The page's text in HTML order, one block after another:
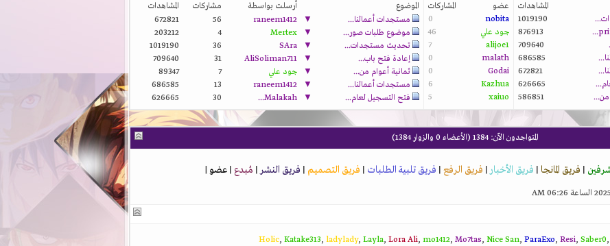
المشاهدات
عضو
المشاركات
nobita
0
جود علي
46
alijoe1
7
malath
0
Godai
0
Kazhua
6
xaiuo
5
الموضوع أرسلت بواسطة مشاركات
المشاهدات
مستجدات أعمالنا...
▼
raneem1412
موضوع طلبات صور...
▼
Mertex
تحديث مستجدات...
▼
SAra
إعادة فتح باب...
▼
AliSoliman711
ثمانية أعوام من...
▼ جود علي 7
89347
مستجدات أعمالنا...
▼
raneem1412
فتح التسجيل لعام...
▼
Malakah...
المتواجدون الآن: 1384 (الأعضاء 0 والزوار 1384)
| فريق المانجا | فريق الأخبار | فريق الرفع | فريق تلبية الطلبات | فريق التصميم | فريق النشر | مُبدع | عضو
Holic, Katake313, ladylady, Layla, Lora Ali, mo1412, Mo7tas, Nice San, ParaExo, Resi, Saber0,